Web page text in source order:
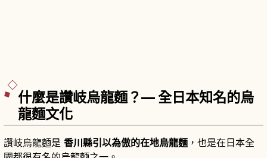
什麼是讚岐烏龍麵？— 全日本知名的烏
龍麵文化
讚岐烏龍麵是 香川縣引以為傲的在地烏龍麵 ，也是在日本全